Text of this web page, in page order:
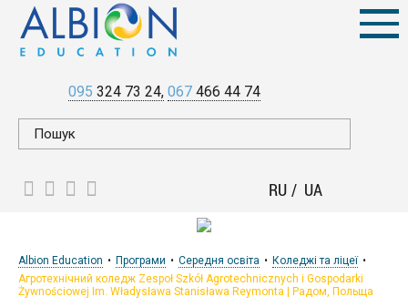
095 324 73 24 067 466 44 74
RU UA
Albion Education Програми Середня освіта
Коледжі та ліцеї
Агротехнічний коледж Zespoł Szkół Agrotechnicznych i Gospodarki
Żywnościowej Im. Władysława Stanisława Reymonta | Радом, Польща